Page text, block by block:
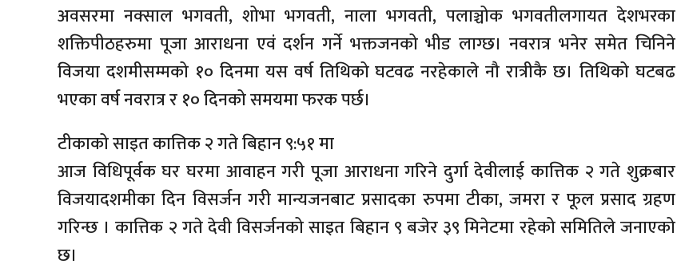
अवसरमा नक्साल भगवती, शोभा भगवती, नाला भगवती, पलाञ्चोक भगवतीलगायत देशभरका
शक्तिपीठहरुमा पूजा आराधना एवं दर्शन गर्ने भक्तजनको भीड लाग्छ। नवरात्र भनेर समेत चिनिने
विजया दशमीसम्मको १० दिनमा यस वर्ष तिथिको घटवढ नरहेकाले नौ रात्रीकै छ। तिथिको घटबढ
भएका वर्ष नवरात्र र १० दिनको समयमा फरक पर्छ।
टीकाको साइत कात्तिक २ गते बिहान ९:५१ मा
आज विधिपूर्वक घर घरमा आवाहन गरी पूजा आराधना गरिने दुर्गा देवीलाई कात्तिक २ गते शुक्रबार
विजयादशमीका दिन विसर्जन गरी मान्यजनबाट प्रसादका रुपमा टीका, जमरा र फूल प्रसाद ग्रहण
गरिन्छ । कात्तिक २ गते देवी विसर्जनको साइत बिहान ९ बजेर ३९ मिनेटमा रहेको समितिले जनाएको
छ।